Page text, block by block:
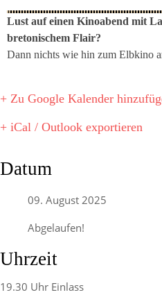
Lust auf einen Kinoabend mit
bretonischem Flair?
Dann nichts wie hin zum Elbkino
+ Zu Google Kalender
+ iCal / Outlook exportieren
Datum
09. August 2025
Abgelaufen!
Uhrzeit
19.30 Uhr Einlass